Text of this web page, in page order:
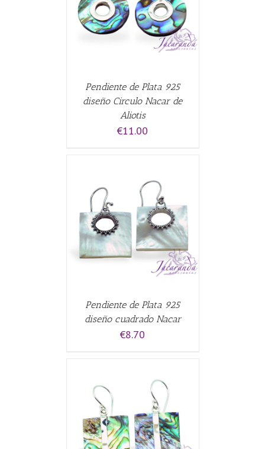
Pendiente de Plata 925
diseño Circulo Nacar de
Aliotis
€11.00
Pendiente de Plata 925
diseño cuadrado Nacar
€8.70